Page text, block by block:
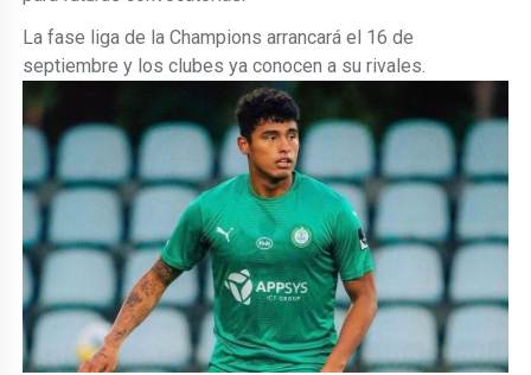
La fase liga de la Champions arrancará el 16 de
septiembre y los clubes ya conocen a su rivales.